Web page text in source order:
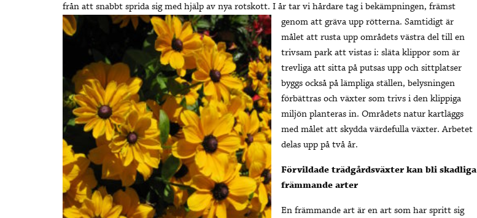
från att snabbt sprida sig med hjälp av nya rotskott. I år tar vi hårdare tag i bekämpningen, främst
genom att gräva upp rötterna. Samtidigt är
målet att rusta upp områdets västra del till en
trivsam park att vistas i: släta klippor som är
trevliga att sitta på putsas upp och sittplatser
byggs också på lämpliga ställen, belysningen
förbättras och växter som trivs i den klippiga
miljön planteras in. Områdets natur kartläggs
med målet att skydda värdefulla växter. Arbetet
delas upp på två år.
Förvildade trädgårdsväxter kan bli skadliga
främmande arter
En främmande art är en art som har spritt sig